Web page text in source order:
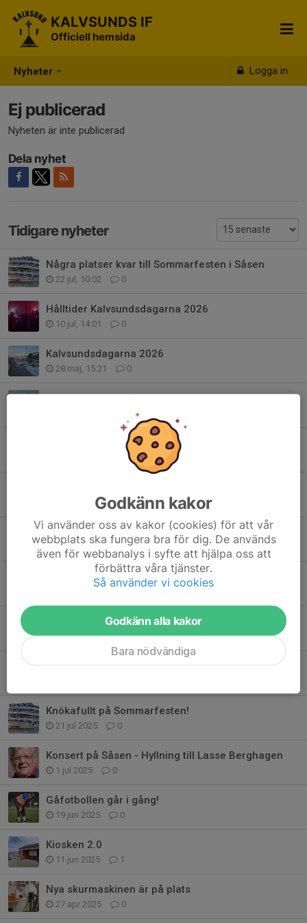
Nyheter Logga in
KALVSUNDS IF
Officiell hemsida
Ej publicerad
Nyheten är inte publicerad
Dela nyhet
Tidigare nyheter
Några platser kvar till Sommarfesten i Såsen
22 jul, 10:02 0
Hålltider Kalvsundsdagarna 2026
10 jul, 14:01 0
Kalvsundsdagarna 2026
28 maj, 15:21 0
Anmälan simskola 2026
Kalvsundsdagarna 2026
0
8 dec 2025 0
Världens Barn - Kalvsund
9 okt 2025 0
Basta i Såsen
Pingissäsongen 2025-2026
4 okt 2025 0
Knökafullt på Sommarfesten!
21 jul 2025 0
Konsert på Såsen - Hyllning till Lasse Berghagen
1 jul 2025 0
Gåfotbollen går i gång!
19 jun 2025 0
Kiosken 2.0
11 jun 2025 1
Nya skurmaskinen är på plats
27 apr 2025 0
Godkänn kakor
Vi använder oss av kakor (cookies) för att vår
webbplats ska fungera bra för dig. De används
även för webbanalys i syfte att hjälpa oss att
förbättra våra tjänster.
Så använder vi cookies
Godkänn alla kakor
Bara nödvändiga